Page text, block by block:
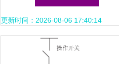
遇冷，未来如何破局？
更新时间：2026-08-06 17:40:14